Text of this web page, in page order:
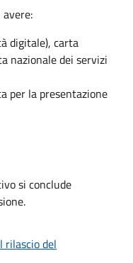
digitale), carta
nazionale dei servizi
per la presentazione
si conclude
rilascio del